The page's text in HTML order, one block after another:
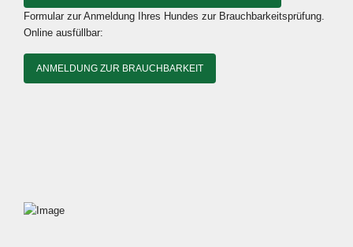
Formular zur Anmeldung Ihres Hundes zur Brauchbarkeitsprüfung.
Online ausfüllbar:
ANMELDUNG ZUR BRAUCHBARKEIT